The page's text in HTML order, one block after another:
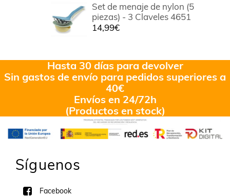
Set de menaje de nylon (5
piezas) - 3 Claveles 4651
14,99€
Hasta 30 días para devolver
Sin gastos de envío para pedidos superiores a
40€
Envíos en 24/72h
(Productos en stock)
Síguenos
Facebook